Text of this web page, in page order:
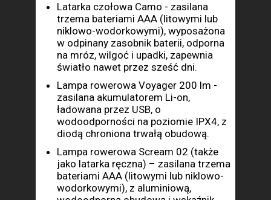
Latarka czołowa Camo - zasilana
trzema bateriami AAA (litowymi lub
niklowo-wodorkowymi), wyposażona
w odpinany zasobnik baterii, odporna
na mróz, wilgoć i upadki, zapewnia
światło nawet przez sześć dni.
Lampa rowerowa Voyager 200 lm -
zasilana akumulatorem Li-on,
ładowana przez USB, o
wodoodporności na poziomie IPX4, z
diodą chroniona trwałą obudową.
Lampa rowerowa Scream 02 (także
jako latarka ręczna) – zasilana trzema
bateriami AAA (litowymi lub niklowo-
wodorkowymi), z aluminiową,